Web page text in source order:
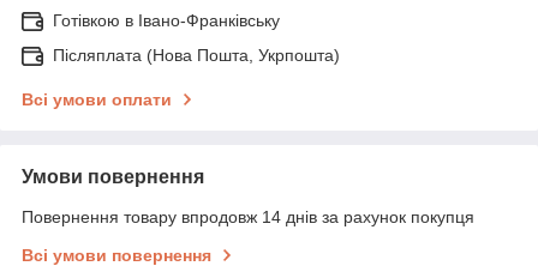
Готівкою в Івано-Франківську
Післяплата (Нова Пошта, Укрпошта)
Всі умови оплати
Умови повернення
Повернення товару впродовж 14 днів за рахунок покупця
Всі умови повернення